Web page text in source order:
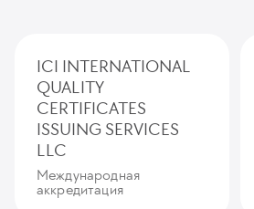
ICI INTERNATIONAL
QUALITY
CERTIFICATES
ISSUING SERVICES
LLC
Международная
аккредитация